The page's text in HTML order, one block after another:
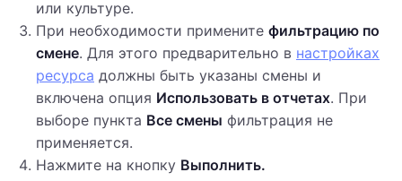
или культуре.
При необходимости примените фильтрацию по
смене. Для этого предварительно в настройках
ресурса должны быть указаны смены и
включена опция Использовать в отчетах. При
выборе пункта Все смены фильтрация не
применяется.
Нажмите на кнопку Выполнить.